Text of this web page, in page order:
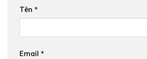
Tên *
Email *